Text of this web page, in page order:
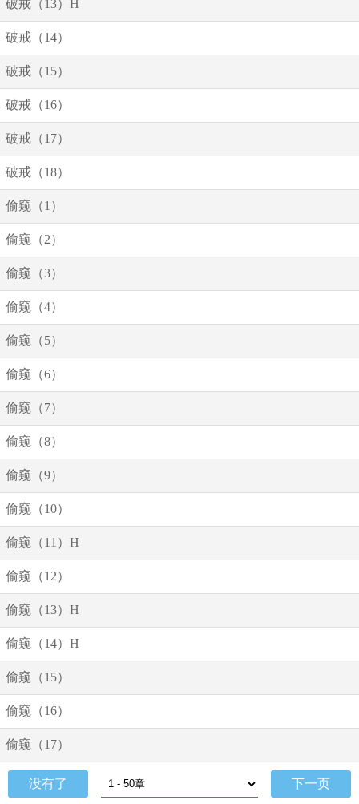
破戒（13）H
破戒（14）
破戒（15）
破戒（16）
破戒（17）
破戒（18）
偷窥（1）
偷窥（2）
偷窥（3）
偷窥（4）
偷窥（5）
偷窥（6）
偷窥（7）
偷窥（8）
偷窥（9）
偷窥（10）
偷窥（11）H
偷窥（12）
偷窥（13）H
偷窥（14）H
偷窥（15）
偷窥（16）
偷窥（17）
没有了 下一页